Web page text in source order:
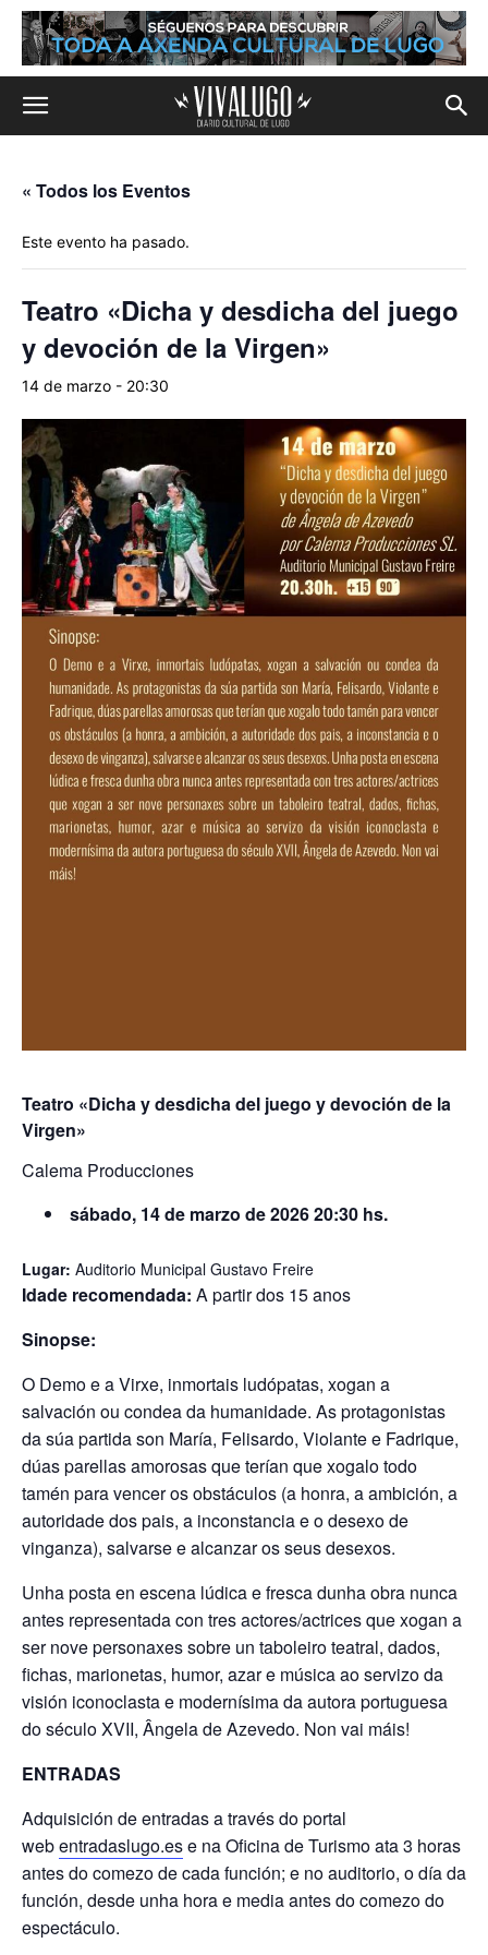
« Todos los Eventos
Este evento ha pasado.
Teatro «Dicha y desdicha del juego
y devoción de la Virgen»
14 de marzo - 20:30
Teatro «Dicha y desdicha del juego y devoción de la
Virgen»
Calema Producciones
sábado, 14 de marzo de 2026 20:30 hs.
Lugar: Auditorio Municipal Gustavo Freire
Idade recomendada: A partir dos 15 anos
Sinopse:
O Demo e a Virxe, inmortais ludópatas, xogan a
salvación ou condea da humanidade. As protagonistas
da súa partida son María, Felisardo, Violante e Fadrique,
dúas parellas amorosas que terían que xogalo todo
tamén para vencer os obstáculos (a honra, a ambición, a
autoridade dos pais, a inconstancia e o desexo de
vinganza), salvarse e alcanzar os seus desexos.
Unha posta en escena lúdica e fresca dunha obra nunca
antes representada con tres actores/actrices que xogan a
ser nove personaxes sobre un taboleiro teatral, dados,
fichas, marionetas, humor, azar e música ao servizo da
visión iconoclasta e modernísima da autora portuguesa
do século XVII, Ângela de Azevedo. Non vai máis!
ENTRADAS
Adquisición de entradas a través do portal
webentradaslugo.ese na Oficina de Turismo ata 3 horas
antes do comezo de cada función; e no auditorio, o día da
función, desde unha hora e media antes do comezo do
espectáculo.